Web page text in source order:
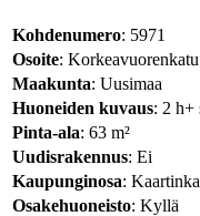
Kohdenumero: 5971
Osoite:
Maakunta: Uusimaa
Huoneiden kuvaus: 2 h+
Pinta-ala: 63 m²
Uudisrakennus: Ei
Kaupunginosa:
Osakehuoneisto: Kyllä